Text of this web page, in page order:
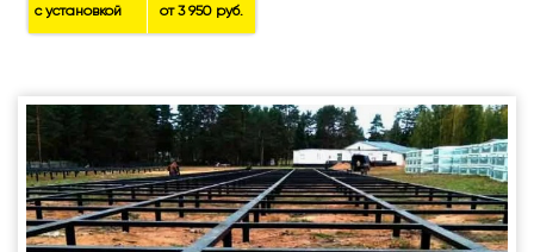
с установкой от 3 950 руб.